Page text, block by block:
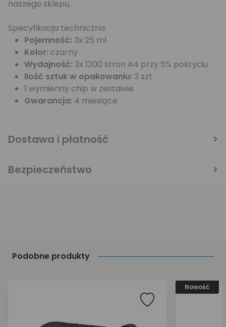
Podobne produkty
Nowość
naszego sklepu.
Specyfikacja techniczna:
Pojemność: 3x 25 ml
Kolor: czarny
Wydajność: 3x 1200 stron A4 przy 5% pokryciu
Ilość sztuk w opakowaniu: 3 szt.
1 wymienny chip w zestawie
Gwarancja: 4 miesiące
Dostawa i płatność
Bezpieczeństwo